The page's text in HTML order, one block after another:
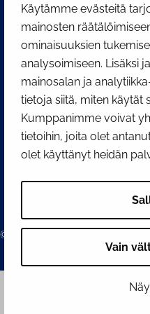
Käytämme evästeitä
mainosten
ominaisuuksien
analysoimiseen. Lisäksi
mainosalan ja
tietoja siitä, miten käytät
Kumppanimme voivat
tietoihin, joita olet
olet käyttänyt heidän
Vain
Facebook
© 2026 Tornion kaupunki